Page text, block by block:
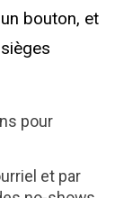
bouton, et
pour
et par